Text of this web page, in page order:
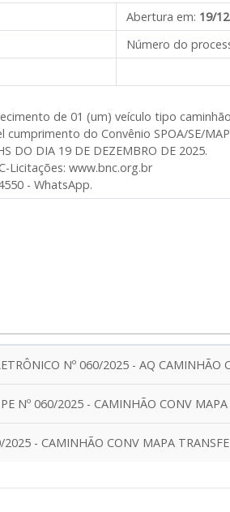
Abertura em: 19/
Número do
de 01 (um) veículo tipo
do Convênio SPOA/SE/
DO DIA 19 DE DEZEMBRO DE 2025.
Licitações: www.bnc.org.br
- WhatsApp.
Nº 060/2025 - AQ CAMINHÃO
Nº 060/2025 - CAMINHÃO CONV MAPA
- CAMINHÃO CONV MAPA